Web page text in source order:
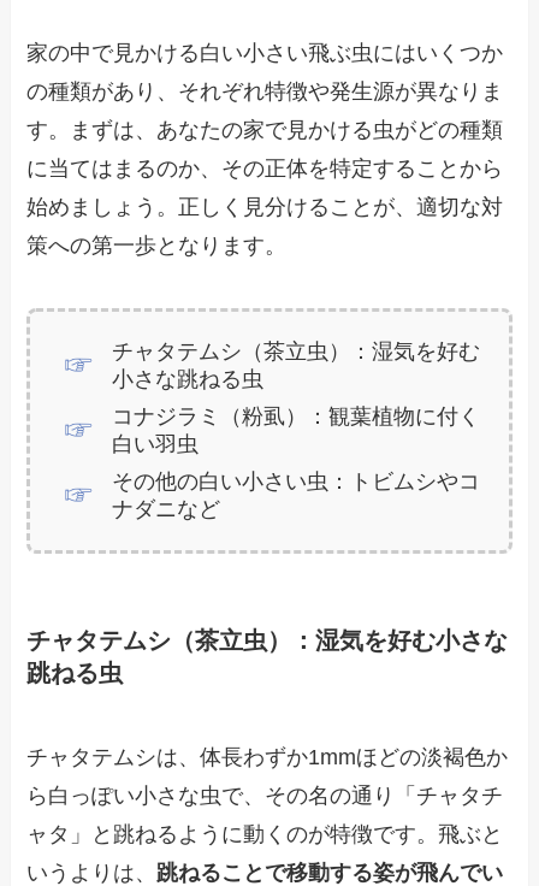
家の中で見かける白い小さい飛ぶ虫にはいくつか
の種類があり、それぞれ特徴や発生源が異なりま
す。まずは、あなたの家で見かける虫がどの種類
に当てはまるのか、その正体を特定することから
始めましょう。正しく見分けることが、適切な対
策への第一歩となります。
チャタテムシ（茶立虫）：湿気を好む
小さな跳ねる虫
コナジラミ（粉虱）：観葉植物に付く
白い羽虫
その他の白い小さい虫：トビムシやコ
ナダニなど
チャタテムシ（茶立虫）：湿気を好む小さな
跳ねる虫
チャタテムシは、体長わずか1mmほどの淡褐色か
ら白っぽい小さな虫で、その名の通り「チャタチ
ャタ」と跳ねるように動くのが特徴です。飛ぶと
いうよりは、 跳ねることで移動する姿が飛んでい